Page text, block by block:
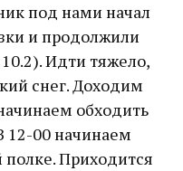
под нами начал
и продолжили
Идти тяжело,
снег. Доходим
обходить
12-00 начинаем
полке. Приходится